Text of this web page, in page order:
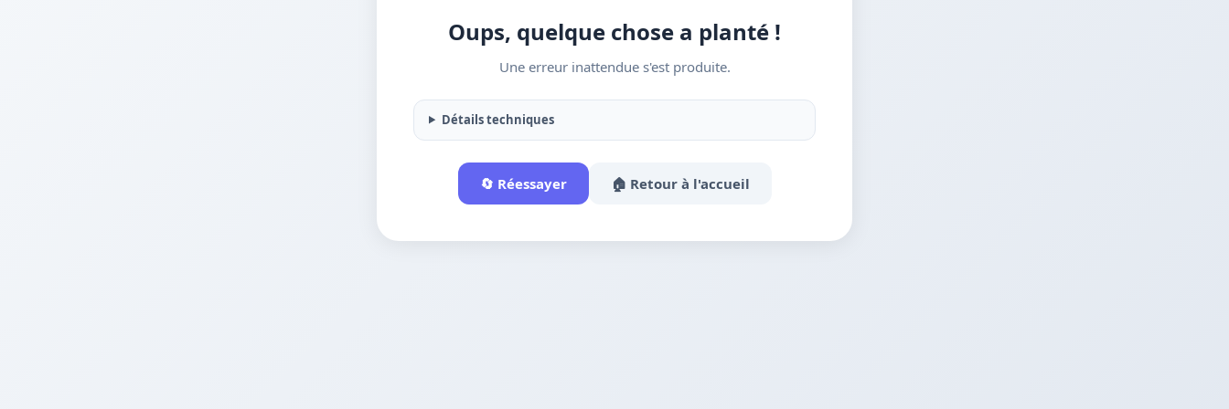
Oups, quelque chose a planté !
Une erreur inattendue s'est produite.
Détails techniques
🔄 Réessayer 🏠 Retour à l'accueil